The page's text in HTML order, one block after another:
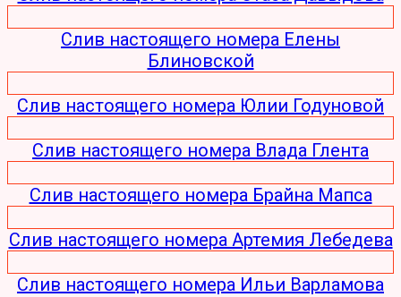
Слив настоящего номера Елены
Блиновской
Слив настоящего номера Юлии Годуновой
Слив настоящего номера Влада Глента
Слив настоящего номера Брайна Мапса
Слив настоящего номера Артемия Лебедева
Слив настоящего номера Ильи Варламова